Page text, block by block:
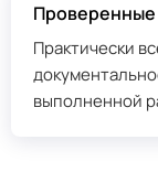
Проверенные
Практически
выполненной